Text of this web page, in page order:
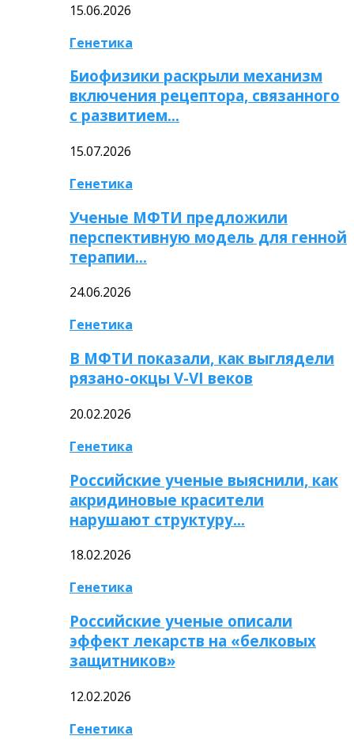
15.06.2026
Генетика
Биофизики раскрыли механизм
включения рецептора, связанного
с развитием…
15.07.2026
Генетика
Ученые МФТИ предложили
перспективную модель для генной
терапии…
24.06.2026
Генетика
В МФТИ показали, как выглядели
рязано-окцы V-VI веков
20.02.2026
Генетика
Российские ученые выяснили, как
акридиновые красители
нарушают структуру…
18.02.2026
Генетика
Российские ученые описали
эффект лекарств на «белковых
защитников»
12.02.2026
Генетика